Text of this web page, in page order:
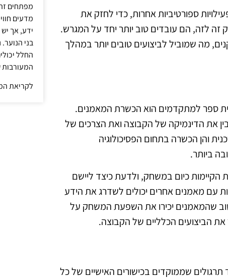
ספורטיביות אחרות, כדי לחזק את
לזה, הם עובדים טוב יותר יחד על המגרש.
מה שמוביל לביצועים טובים יותר במהלך
ספר למתקדמים הוא הכשרת המאמנים.
את הדינמיקה של הקבוצה ואת הצרכים של
והן הכשרה בתחום הפסיכולוגיה
ביותר.
הקיימות כיום במשחק, ולדעת כיצד ליישם
עם מאמנים אחרים יכולים לשדרג את הידע
שהמאמנים יכירו את השפעת המשחק על
הביצועים הכלליים של הקבוצה.
שממוקדים בכישורים האישיים של כל
מפתחים
מדעים
ידע, אך
בני הנוער.
החלל
לקריאת